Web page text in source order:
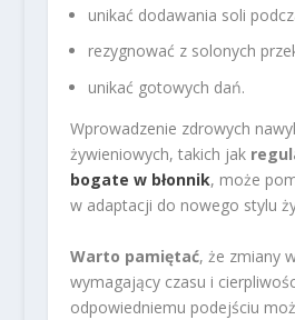
unikać dodawania soli
rezygnować z solonych
unikać gotowych dań.
Wprowadzenie zdrowych
żywieniowych, takich jak
bogate w błonnik, może
w adaptacji do nowego stylu
Warto pamiętać, że zmiany
wymagający czasu i
odpowiedniemu podejściu